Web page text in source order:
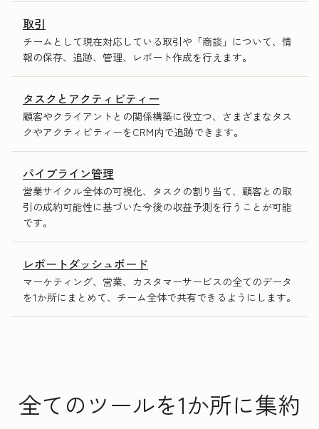
取引
チームとして現在対応している取引や「商談」について、情
報の保存、追跡、管理、レポート作成を行えます。
タスクとアクティビティー
顧客やクライアントとの関係構築に役立つ、さまざまなタス
クやアクティビティーをCRM内で追跡できます。
パイプライン管理
営業サイクル全体の可視化、タスクの割り当て、顧客との取
引の成約可能性に基づいた今後の収益予測を行うことが可能
です。
レポートダッシュボード
マーケティング、営業、カスタマーサービスの全てのデータ
を1か所にまとめて、チーム全体で共有できるようにします。
全てのツールを1か所に集約